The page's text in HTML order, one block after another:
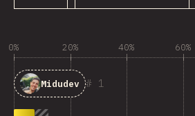
0% 20% 40% 60%
1
Midudev